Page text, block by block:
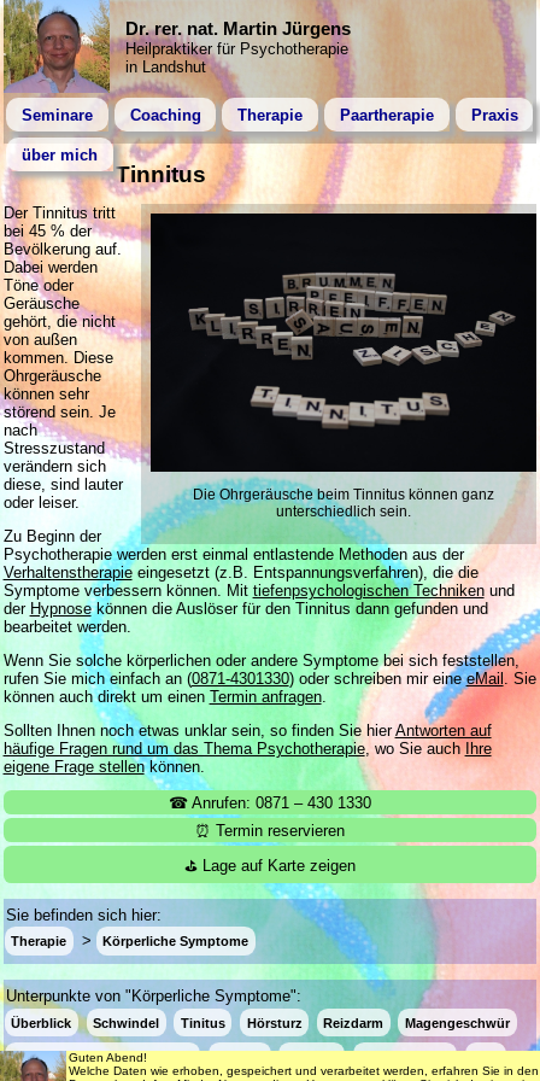
Dr. rer. nat. Martin Jürgens
Heilpraktiker für Psychotherapie
in Landshut
Seminare Coaching Therapie Paartherapie Praxis
über mich
Tinnitus
Die Ohrgeräusche beim Tinnitus können ganz
unterschiedlich sein.
Der Tinnitus tritt
bei 45 % der
Bevölkerung auf.
Dabei werden
Töne oder
Geräusche
gehört, die nicht
von außen
kommen. Diese
Ohrgeräusche
können sehr
störend sein. Je
nach
Stresszustand
verändern sich
diese, sind lauter
oder leiser.
Zu Beginn der
Psychotherapie werden erst einmal entlastende Methoden aus der
Verhaltenstherapieeingesetzt (z.B. Entspannungsverfahren), die die
Symptome verbessern können. Mit tiefenpsychologischen Technikenund
der Hypnosekönnen die Auslöser für den Tinnitus dann gefunden und
bearbeitet werden.
Wenn Sie solche körperlichen oder andere Symptome bei sich feststellen,
rufen Sie mich einfach an (0871-4301330) oder schreiben mir eineeMail
. Sie
können auch direkt um einen Termin anfragen.
Sollten Ihnen noch etwas unklar sein, so finden Sie hierAntworten auf
häufige Fragen rund um das Thema Psychotherapie, wo Sie auchIhre
eigene Frage stellenkönnen.
☎ Anrufen: 0871 – 430 1330
⏰ Termin reservieren
⛳ Lage auf Karte zeigen
Sie befinden sich hier:
Therapie Körperliche Symptome
Unterpunkte von "Körperliche Symptome":
Überblick Schwindel Tinitus Hörsturz Reizdarm Magengeschwür
Bluthochdruck & Herzinfarkt
Guten Abend!
Welche Daten wie erhoben, gespeichert und verarbeitet werden, erfahren Sie in den